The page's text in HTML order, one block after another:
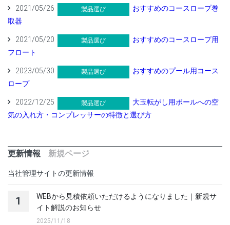
2021/05/26 製品選び
おすすめのコースロープ巻
取器
2021/05/20 製品選び
おすすめのコースロープ用
フロート
2023/05/30 製品選び
おすすめのプール用コース
ロープ
2022/12/25 製品選び
大玉転がし用ボールへの空
気の入れ方・コンプレッサーの特徴と選び方
更新情報 新規ページ
当社管理サイトの更新情報
1
WEBから見積依頼いただけるようになりました｜新規サ
イト解説のお知らせ
2025/11/18